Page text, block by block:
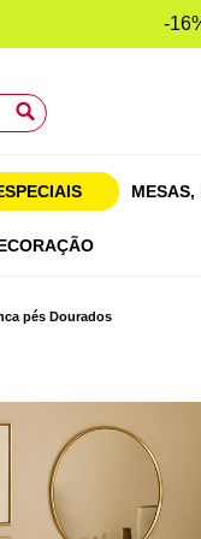
-
Search
MESAS,
pés Dourados